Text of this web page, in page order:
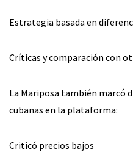
Estrategia basada en
Críticas y comparación con
La Mariposa también marcó
cubanas en la plataforma:
Criticó precios bajos